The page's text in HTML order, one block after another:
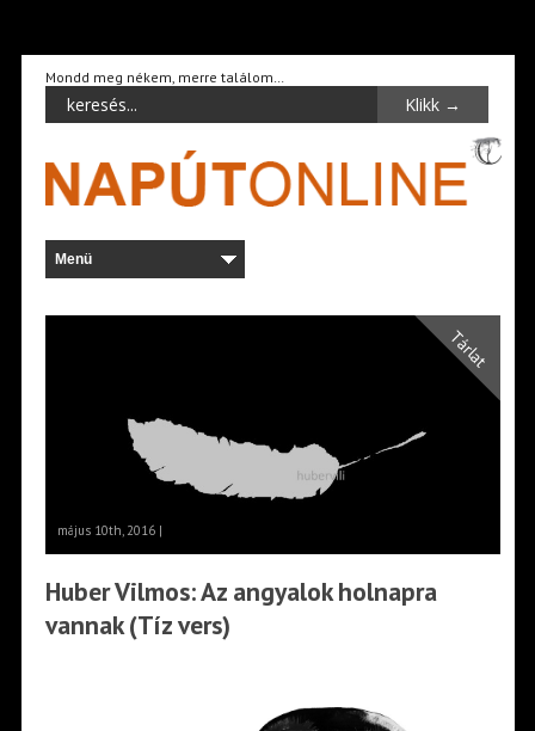
Mondd meg nékem, merre találom…
Tárlat
május 10th, 2016 |
Huber Vilmos: Az angyalok holnapra
vannak (Tíz vers)